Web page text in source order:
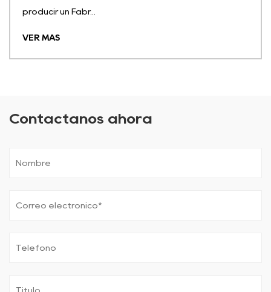
producir un Fabr...
VER MÁS
Contáctanos ahora